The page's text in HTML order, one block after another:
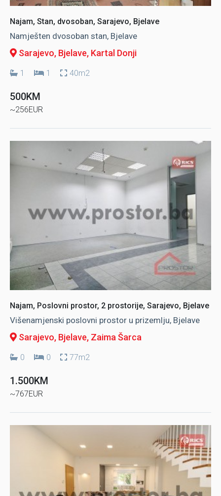
Najam, Stan, dvosoban, Sarajevo, Bjelave
Namješten dvosoban stan, Bjelave
Sarajevo, Bjelave, Kartal Donji
1 1 40m2
500KM
~256EUR
Najam, Poslovni prostor, 2 prostorije, Sarajevo, Bjelave
Višenamjenski poslovni prostor u prizemlju, Bjelave
Sarajevo, Bjelave, Zaima Šarca
0 0 77m2
1.500KM
~767EUR